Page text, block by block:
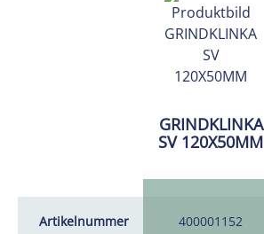
Artikelnummer
GRINDKLINKA
SV 120X50MM
400001152